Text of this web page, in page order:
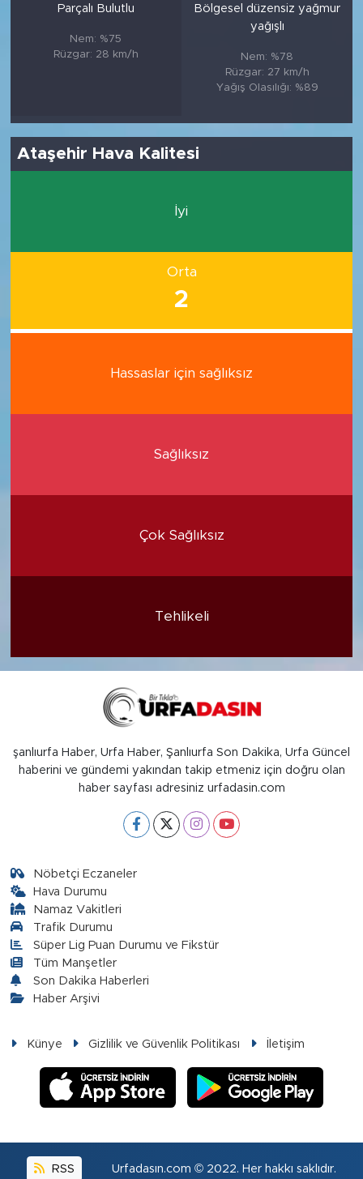
Parçalı Bulutlu
Nem: %75
Rüzgar: 28 km/h
Bölgesel düzensiz yağmur
yağışlı
Nem: %78
Rüzgar: 27 km/h
Yağış Olasılığı: %89
Ataşehir Hava Kalitesi
İyi
Orta
2
Hassaslar için sağlıksız
Sağlıksız
Çok Sağlıksız
Tehlikeli
şanlıurfa Haber, Urfa Haber, Şanlıurfa Son Dakika, Urfa Güncel
haberini ve gündemi yakından takip etmeniz için doğru olan
haber sayfası adresiniz urfadasin.com
Nöbetçi Eczaneler
Hava Durumu
Namaz Vakitleri
Trafik Durumu
Süper Lig Puan Durumu ve Fikstür
Tüm Manşetler
Son Dakika Haberleri
Haber Arşivi
Künye Gizlilik ve Güvenlik Politikası İletişim
RSS Urfadasın.com © 2022. Her hakkı saklıdır.